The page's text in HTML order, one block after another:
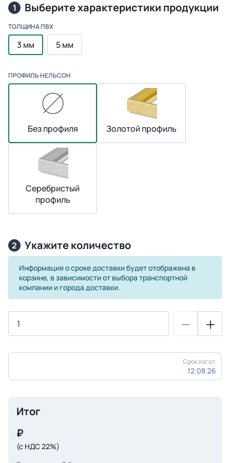
1 Выберите характеристики продукции
ТОЛЩИНА ПВХ
3 мм 5 мм
ПРОФИЛЬ НЕЛЬСОН
Без профиля Золотой профиль
Серебристый
профиль
2 Укажите количество
Информация о сроке доставки будет отображена в
корзине, в зависимости от выбора транспортной
компании и города доставки.
Срок изгот.
12.08.26
Итог
₽
(с НДС 22%)